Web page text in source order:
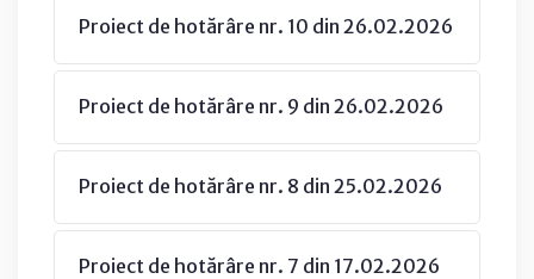
Proiect de hotărâre nr. 10 din 26.02.2026
Proiect de hotărâre nr. 9 din 26.02.2026
Proiect de hotărâre nr. 8 din 25.02.2026
Proiect de hotărâre nr. 7 din 17.02.2026